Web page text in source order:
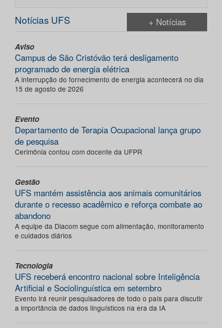
Notícias UFS + Notícias
Aviso
Campus de São Cristóvão terá desligamento
programado de energia elétrica
A interrupção do fornecimento de energia acontecerá no dia
15 de agosto de 2026
Evento
Departamento de Terapia Ocupacional lança grupo
de pesquisa
Cerimônia contou com docente da UFPR
Gestão
UFS mantém assistência aos animais comunitários
durante o recesso acadêmico e reforça combate ao
abandono
A equipe da Diacom segue com alimentação, monitoramento
e cuidados diários
Tecnologia
UFS receberá encontro nacional sobre Inteligência
Artificial e Sociolinguística em setembro
Evento irá reunir pesquisadores de todo o país para discutir
a importância de dados linguísticos na era da IA